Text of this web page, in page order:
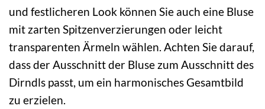
und festlicheren Look können Sie auch eine Bluse
mit zarten Spitzenverzierungen oder leicht
transparenten Ärmeln wählen. Achten Sie darauf,
dass der Ausschnitt der Bluse zum Ausschnitt des
Dirndls passt, um ein harmonisches Gesamtbild
zu erzielen.